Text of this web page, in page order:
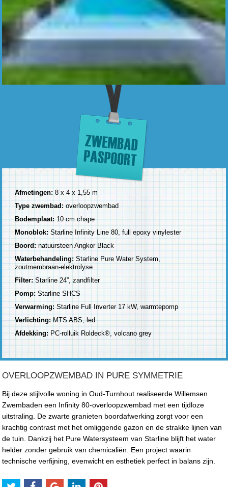
Afmetingen:8 x 4 x 1,55 m
Type zwembad:overloopzwembad
Bodemplaat: 10 cm chape
Monoblok: Starline Infinity Line 80, full epoxy vinylester
Boord:natuursteen Angkor Black
Waterbehandeling: Starline Pure Water System,
zoutmembraan-elektrolyse
Filter:Starline 24”, zandfilter
Pomp: Starline SHCS
Verwarming:Starline Full Inverter 17 kW, warmtepomp
Verlichting:MTS ABS, led
Afdekking: PC-rolluik Roldeck®, volcano grey
OVERLOOPZWEMBAD IN PURE SYMMETRIE
Bij deze stijlvolle woning in Oud-Turnhout realiseerde Willemsen
Zwembaden een Infinity 80-overloopzwembad met een tijdloze
uitstraling. De zwarte granieten boordafwerking zorgt voor een
krachtig contrast met het omliggende gazon en de strakke lijnen van
de tuin. Dankzij het Pure Watersysteem van Starline blijft het water
helder zonder gebruik van chemicaliën. Een project waarin
technische verfijning, evenwicht en esthetiek perfect in balans zijn.